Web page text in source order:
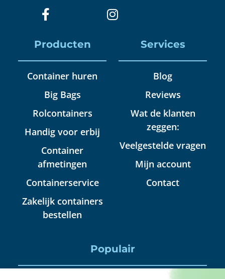
Producten
Container huren
Big Bags
Rolcontainers
Handig voor erbij
Container
afmetingen
Containerservice
Zakelijk containers
bestellen
Services
Blog
Reviews
Wat de klanten
zeggen:
Veelgestelde vragen
Mijn account
Contact
Populair